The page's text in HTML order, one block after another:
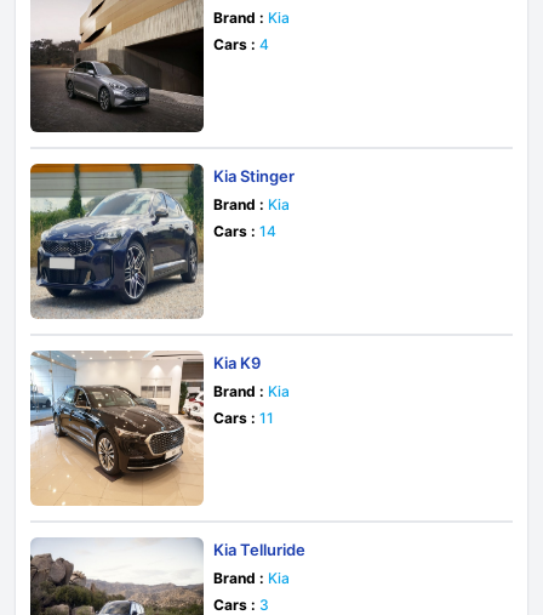
Brand : Kia
Cars : 4
Kia Stinger
Brand : Kia
Cars : 14
Kia K9
Brand : Kia
Cars : 11
Kia Telluride
Brand : Kia
Cars : 3